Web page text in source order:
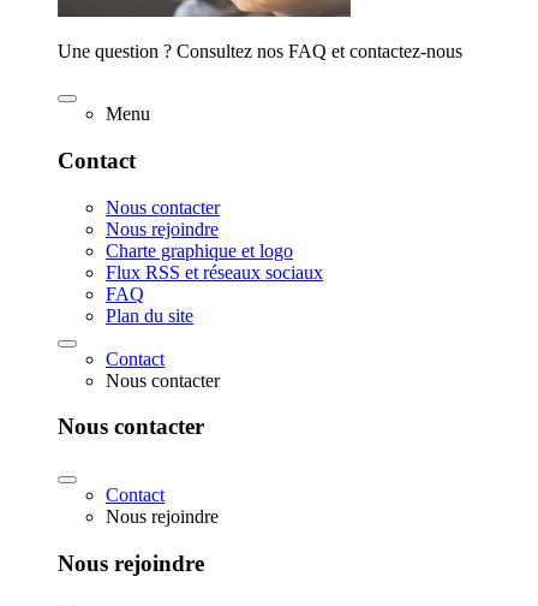
Une question ? Consultez nos FAQ et contactez-nous
Menu
Contact
Nous contacter
Nous rejoindre
Charte graphique et logo
Flux RSS et réseaux sociaux
FAQ
Plan du site
Contact
Nous contacter
Nous contacter
Contact
Nous rejoindre
Nous rejoindre